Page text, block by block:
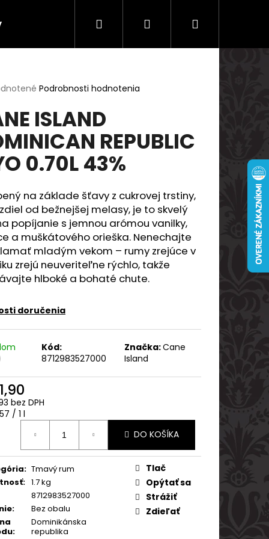
Doprava a platbyHľadať PrihlásenieNákupný
Podrobnosti hodnotenia
ISLAND
REPUBLIC
0.70L 43%
na základe šťavy z cukrovej trstiny,
od bežnejšej melasy, je to skvelý
popíjanie s jemnou arómou vanilky,
a muškátového orieška. Nenechajte
mladým vekom – rumy zrejúce v
zrejú neuveriteľne rýchlo, takže
hlboké a bohaté chute.
doručenia
Kód:
8712983527000
Značka:Cane
Island
bez DPH
/ 1 l
DO KOŠÍKA
: Tmavý rum
: 1.7 kg
8712983527000
:
Bez obalu
:
Dominikánska
republika
Tlač
Opýtať sa
Strážiť
Zdieľať
Nasledujúce
0.70L 40%